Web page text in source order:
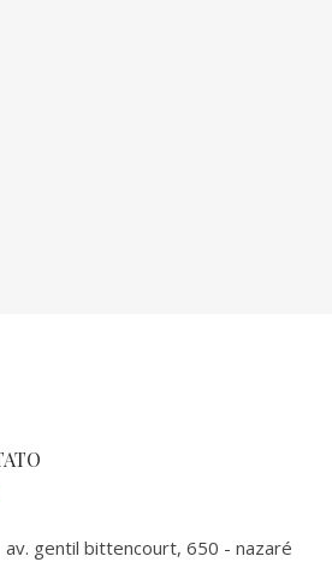
av. gentil bittencourt, 650 - nazaré